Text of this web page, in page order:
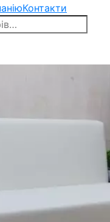
Контакти